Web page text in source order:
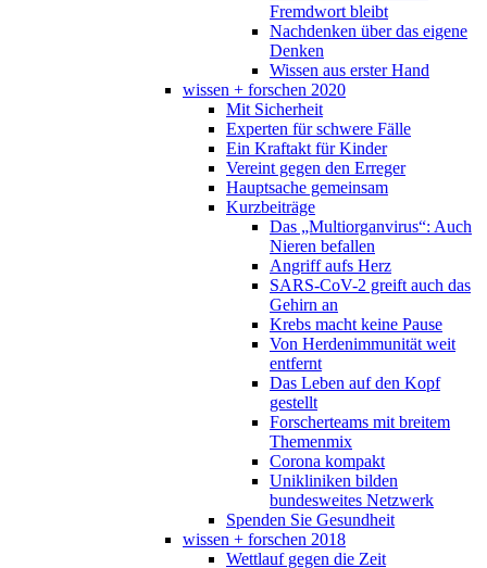
Fremdwort bleibt
Nachdenken über das eigene
Denken
Wissen aus erster Hand
wissen + forschen 2020
Mit Sicherheit
Experten für schwere Fälle
Ein Kraftakt für Kinder
Vereint gegen den Erreger
Hauptsache gemeinsam
Kurzbeiträge
Das „Multiorganvirus“: Auch
Nieren befallen
Angriff aufs Herz
SARS-CoV-2 greift auch das
Gehirn an
Krebs macht keine Pause
Von Herdenimmunität weit
entfernt
Das Leben auf den Kopf
gestellt
Forscherteams mit breitem
Themenmix
Corona kompakt
Unikliniken bilden
bundesweites Netzwerk
Spenden Sie Gesundheit
wissen + forschen 2018
Wettlauf gegen die Zeit